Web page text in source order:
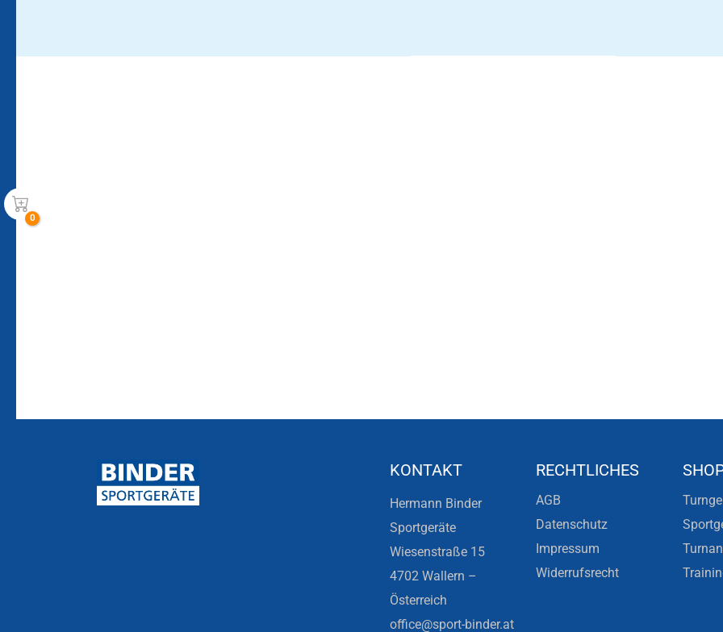
KONTAKT
Hermann Binder
Sportgeräte
Wiesenstraße 15
4702 Wallern –
Österreich
office@sport-binder.at
RECHTLICHES
AGB
Datenschutz
Impressum
Widerrufsrecht